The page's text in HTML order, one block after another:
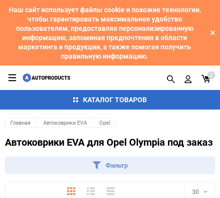
Наш сайт использует файлы cookie и похожие технологии,
чтобы гарантировать максимальное удобство
пользователям, предоставляя персонализированную
информацию, запоминая предпочтения в области
маркетинга и продукции, а также помогая получить
правильную информацию.
КАТАЛОГ ТОВАРОВ
0
Главная Автоковрики EVA Opel
Автоковрики EVA для Opel Olympia под заказ
Фильтр
ПлиткаПодробноКомпактно 30